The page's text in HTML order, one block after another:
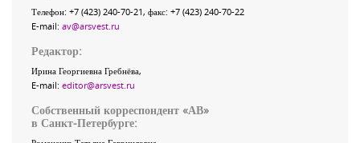
Телефон: +7 (423) 240-70-21, факс: +7 (423) 240-70-22
E-mail: av@arsvest.ru
Редактор:
Ирина Георгиевна Гребнёва,
E-mail: editor@arsvest.ru
Собственный корреспондент «АВ»
в Санкт-Петербурге: